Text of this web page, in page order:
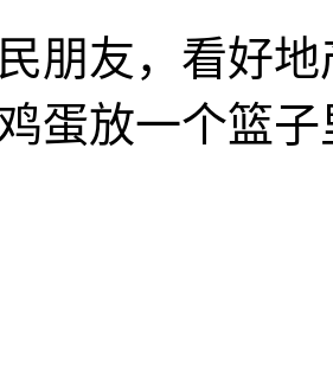
朋友，看好
蛋放一个篮子